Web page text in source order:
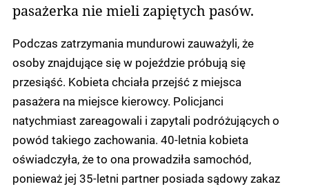
pasażerka nie mieli zapiętych pasów.
Podczas zatrzymania mundurowi zauważyli, że
osoby znajdujące się w pojeździe próbują się
przesiąść. Kobieta chciała przejść z miejsca
pasażera na miejsce kierowcy. Policjanci
natychmiast zareagowali i zapytali podróżujących o
powód takiego zachowania. 40-letnia kobieta
oświadczyła, że to ona prowadziła samochód,
ponieważ jej 35-letni partner posiada sądowy zakaz